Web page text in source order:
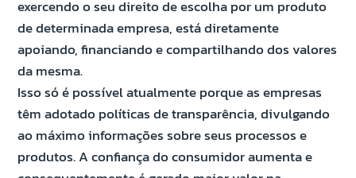
exercendo o seu direito de escolha por um produto
de determinada empresa, está diretamente
apoiando, financiando e compartilhando dos valores
da mesma.
Isso só é possível atualmente porque as empresas
têm adotado políticas de transparência, divulgando
ao máximo informações sobre seus processos e
produtos. A confiança do consumidor aumenta e